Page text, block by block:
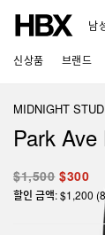
남
신상품 브랜드
MIDNIGHT
Park
$1,500 $300
할인 금액: $1,200